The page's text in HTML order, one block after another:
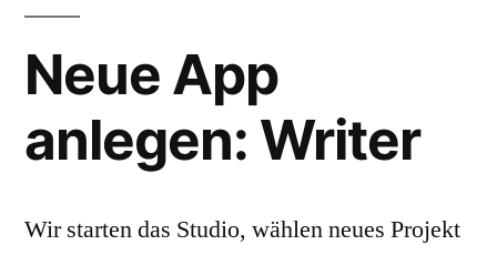
Neue App
anlegen: Writer
Wir starten das Studio, wählen neues Projekt